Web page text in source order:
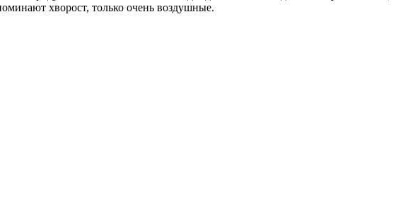
хворост, только очень воздушные.